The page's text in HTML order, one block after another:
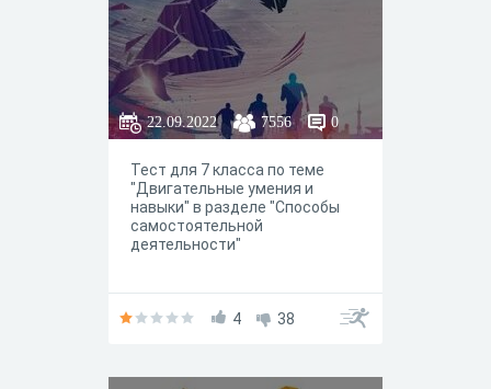
22.09.2022 7556 0
Тест для 7 класса по теме
"Двигательные умения и
навыки" в разделе "Способы
самостоятельной
деятельности"
4 38